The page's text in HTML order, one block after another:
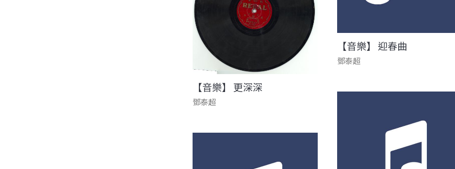
【音樂】 迎春曲
鄧泰超
【音樂】 更深深
鄧泰超